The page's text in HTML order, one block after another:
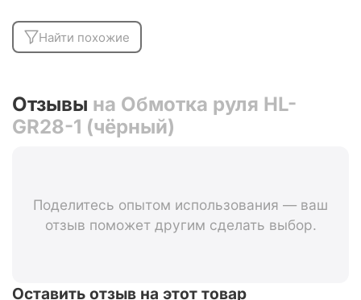
Найти похожие
Отзывы на Обмотка руля HL-
GR28-1 (чёрный)
Поделитесь опытом использования — ваш
отзыв поможет другим сделать выбор.
Оставить отзыв на этот товар